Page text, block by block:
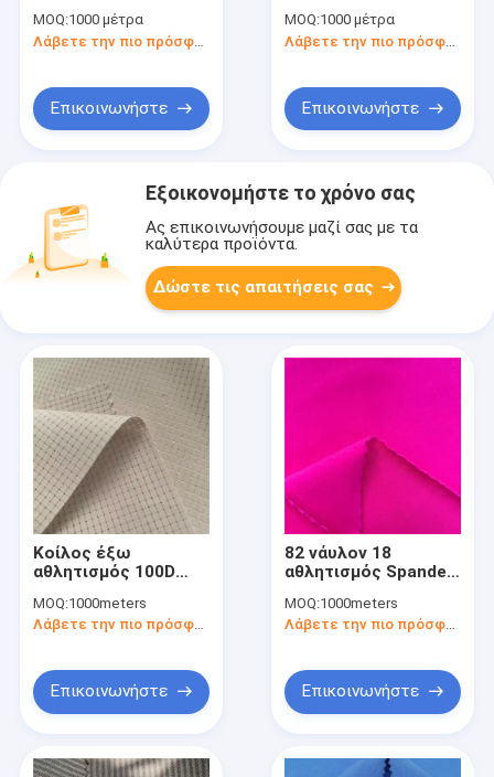
Spandex 150cm
υφάσματος 92%
MOQ:1000 μέτρα
Λάβετε την πιο πρόσφατη τιμή
Επικοινωνήστε
πολυεστέρα
75Dx75D
MOQ:1000 μέτρα
Επικοινωνήστε
Εξοικονομήστε το χρόνο σας
Ας επικοινωνήσουμε μαζί σας με τα
καλύτερα προϊόντα.
Δώστε τις απαιτήσεις σας
Κοίλος έξω
αθλητισμός 100D
το ύφασμα 92 τοις
εκατό πολυεστέρα 8
MOQ:1000meters
Λάβετε την πιο πρόσφατη τιμή
Επικοινωνήστε
82 νάυλον 18
αθλητισμός Spandex
ύφασμα
MOQ:1000meters
Λάβετε την πιο πρόσφατη τιμή
Επικοινωνήστε